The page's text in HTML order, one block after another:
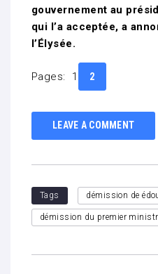
gouvernement au
qui l’a acceptée, a
l’Élysée.
Pages: 1 2
LEAVE A COMMENT
Tags démission de
démission du premier